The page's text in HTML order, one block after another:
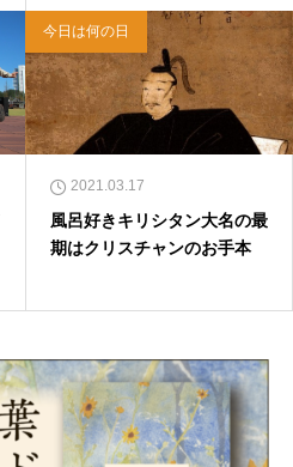
今日は何の日
2021.03.17
風呂好きキリシタン大名の最
期はクリスチャンのお手本